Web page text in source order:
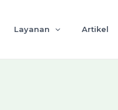
Layanan Artikel